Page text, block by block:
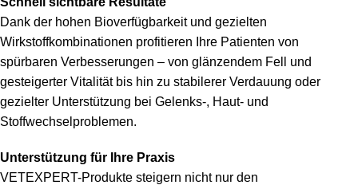
Dank der hohen Bioverfügbarkeit und gezielten
Wirkstoffkombinationen profitieren Ihre Patienten von
spürbaren Verbesserungen – von glänzendem Fell und
gesteigerter Vitalität bis hin zu stabilerer Verdauung oder
gezielter Unterstützung bei Gelenks-, Haut- und
Stoffwechselproblemen.
Unterstützung für Ihre Praxis
VETEXPERT-Produkte steigern nicht nur den